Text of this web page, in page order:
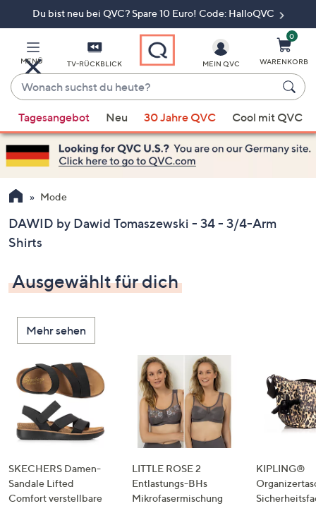
Du bist neu bei QVC? Spare 10 Euro! Code: HalloQVC
MENÜ TV-RÜCKBLICK
Wonach
suchst
du
heute?
Vorschläge
verfügbar
sind,
verwenden
Sie
Pfeiltasten
nach
und
nach
oder
wischen
auf
Touch-
Geräten
nach
bzw.
rechts,
um
MEIN QVC
0
WARENKORB
Tagesangebot Neu 30 Jahre QVC Cool mit QVC
Mode
DAWID by Dawid Tomaszewski - 34 - 3/4-Arm
Shirts
Ausgewählt für dich
Mehr sehen
SKECHERS Damen-
Sandale Lifted
Comfort verstellbare
LITTLE ROSE 2
Entlastungs-BHs
Mikrofasermischung
KIPLING®